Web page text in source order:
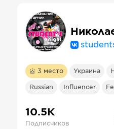
3 место Украина
Russian Influencer
10.5К
Подписчиков